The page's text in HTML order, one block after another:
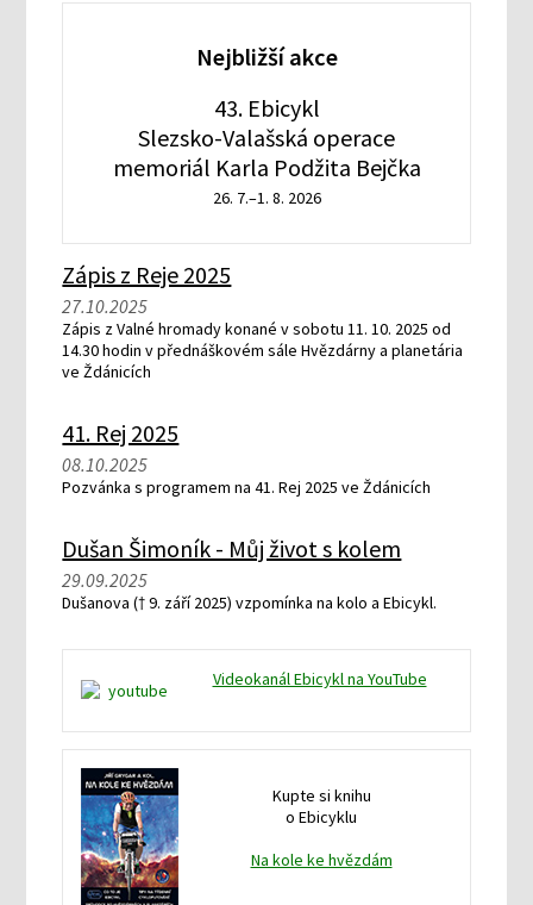
Nejbližší akce
43. Ebicykl
Slezsko-Valašská operace
memoriál Karla Podžita Bejčka
26. 7.–1. 8. 2026
Zápis z Reje 2025
27.10.2025
Zápis z Valné hromady konané v sobotu 11. 10. 2025 od
14.30 hodin v přednáškovém sále Hvězdárny a planetária
ve Ždánicích
41. Rej 2025
08.10.2025
Pozvánka s programem na 41. Rej 2025 ve Ždánicích
Dušan Šimoník - Můj život s kolem
29.09.2025
Dušanova († 9. září 2025) vzpomínka na kolo a Ebicykl.
Videokanál Ebicykl na YouTube
Kupte si knihu
o Ebicyklu
Na kole ke hvězdám